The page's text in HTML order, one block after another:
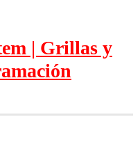
| Grillas y